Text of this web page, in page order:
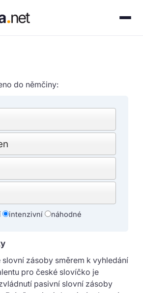
do němčiny:
intenzivní náhodné
slovní zásoby směrem k vyhledání
pro české slovíčko je
pasivní slovní zásoby